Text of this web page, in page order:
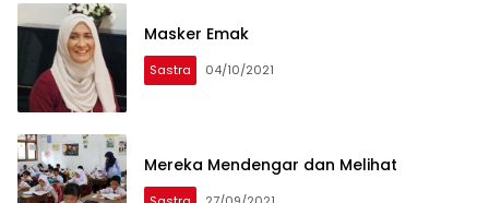
Masker Emak
Sastra 04/10/2021
Mereka Mendengar dan Melihat